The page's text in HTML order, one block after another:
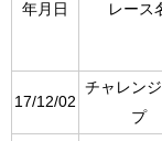
年月日 レース
17/12/02
チャレン
プ